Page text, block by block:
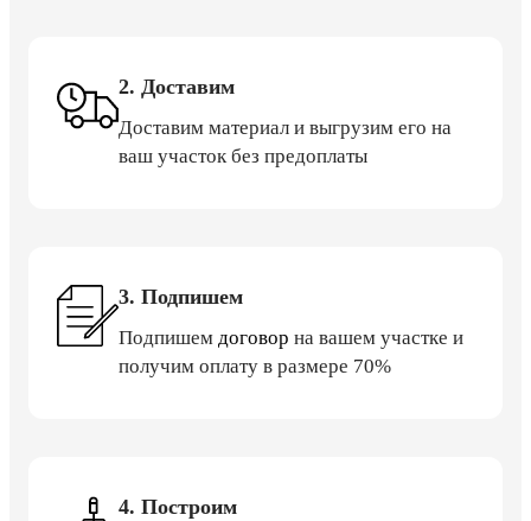
2. Доставим
Доставим материал и выгрузим его на
ваш участок без предоплаты
3. Подпишем
Подпишем договор на вашем участке и
получим оплату в размере 70%
4. Построим